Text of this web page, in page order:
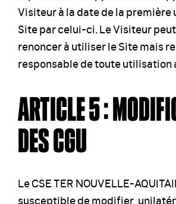
Visiteur à la date de la
Site par celui-ci. Le Visiteur
renoncer à utiliser le Site mais
responsable de toute utilisation
ARTICLE 5 :
DES CGU
Le CSE TER NOUVELLE-
susceptible de modifier,